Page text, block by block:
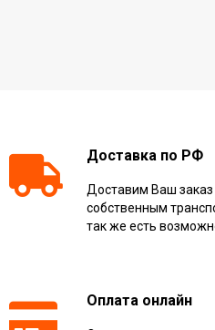
Доставка по РФ
Доставим Ваш
собственным
так же есть
Оплата онлайн